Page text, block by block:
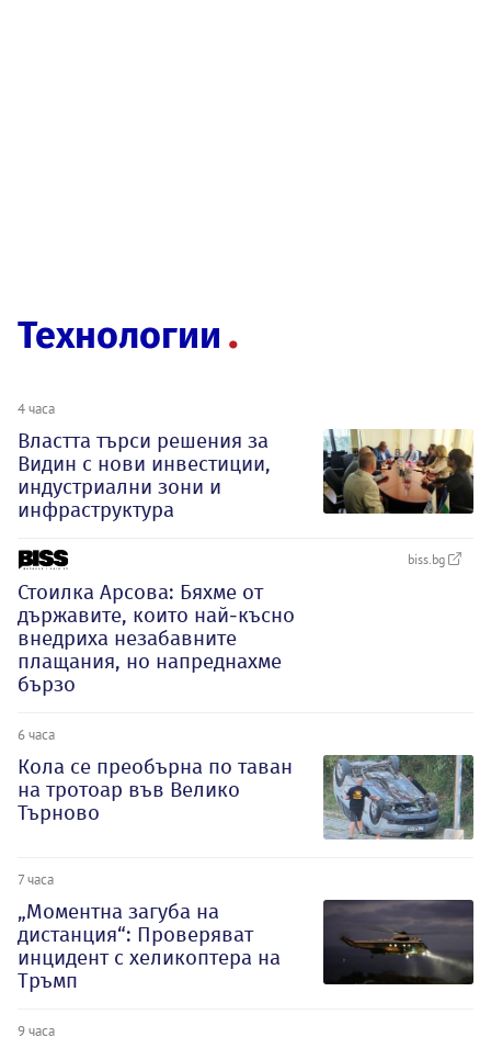
Технологии
4 часа
Властта търси решения за
Видин с нови инвестиции,
индустриални зони и
инфраструктура
biss.bg
Стоилка Арсова: Бяхме от
държавите, които най-късно
внедриха незабавните
плащания, но напреднахме
бързо
6 часа
Кола се преобърна по таван
на тротоар във Велико
Търново
7 часа
„Моментна загуба на
дистанция“: Проверяват
инцидент с хеликоптера на
Тръмп
9 часа